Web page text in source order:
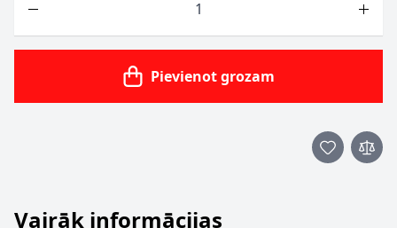
Pievienot grozam
Vairāk informācijas